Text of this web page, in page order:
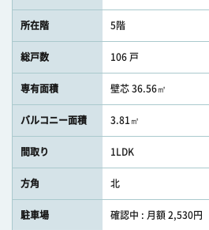
所在階 5階
総戸数 106 戸
専有面積 壁芯 36.56㎡
バルコニー面積 3.81㎡
間取り 1LDK
方角 北
駐車場 確認中 : 月額 2,530円